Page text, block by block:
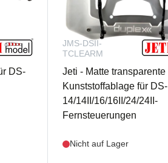
DS-
JMS-DSII-
TCLEARM
Jeti - Matte transparente
Kunststoffablage für DS-
14/14II/16/16II/24/24II-
Fernsteuerungen
Nicht auf Lager